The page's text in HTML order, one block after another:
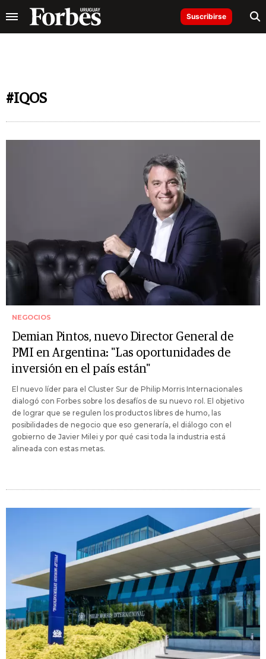
Suscribirse
#IQOS
NEGOCIOS
Demian Pintos, nuevo Director General de
PMI en Argentina: "Las oportunidades de
inversión en el país están"
El nuevo líder para el Cluster Sur de Philip Morris Internacionales
dialogó con Forbes sobre los desafíos de su nuevo rol. El objetivo
de lograr que se regulen los productos libres de humo, las
posibilidades de negocio que eso generaría, el diálogo con el
gobierno de Javier Milei y por qué casi toda la industria está
alineada con estas metas.